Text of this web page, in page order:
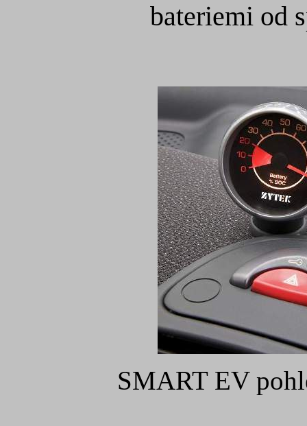
bateriemi od
SMART EV